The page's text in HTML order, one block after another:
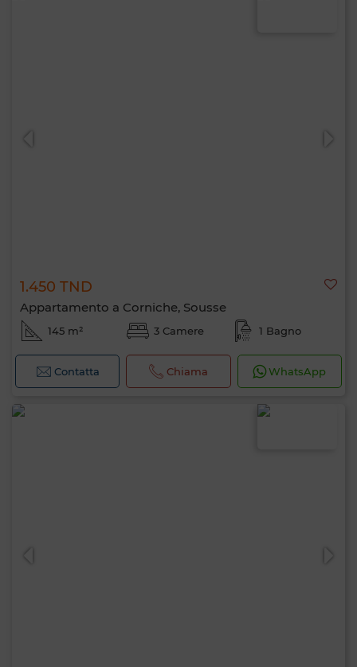
1.450 TND
Appartamento a Corniche, Sousse
145 m² 3 Camere 1 Bagno
Contatta Chiama WhatsApp